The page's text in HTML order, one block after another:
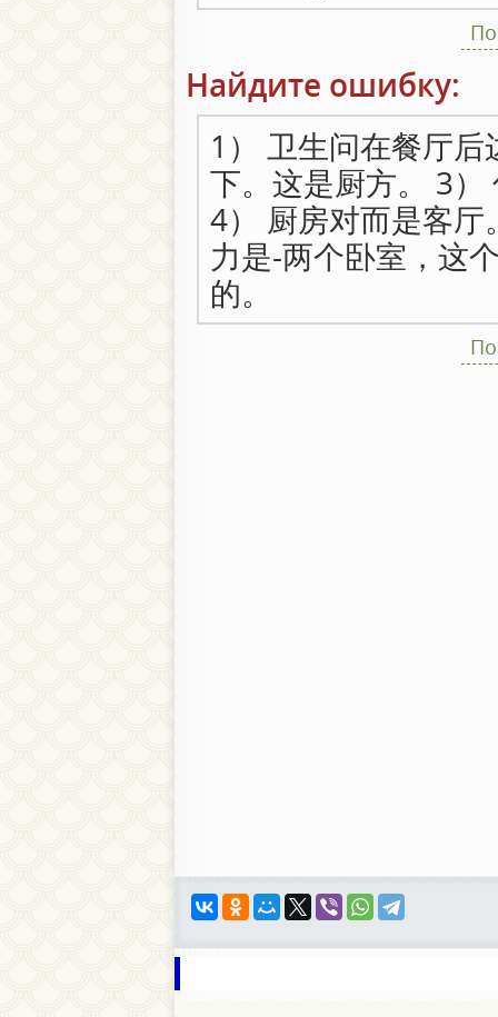
Найдите ошибку:
1） 卫生问在餐厅
下。这是厨方。 3
4） 厨房对而是客
力是-两个卧室，这
的。